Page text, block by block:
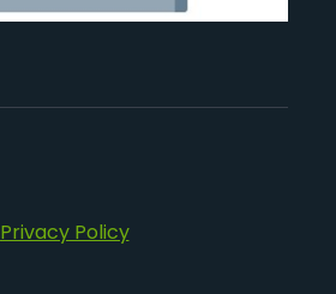
Privacy Policy